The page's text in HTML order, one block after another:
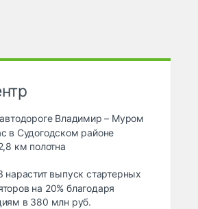
Владимир – Муром
в Судогодском районе
км полотна
нарастит выпуск стартерных
на 20% благодаря
в 380 млн руб.